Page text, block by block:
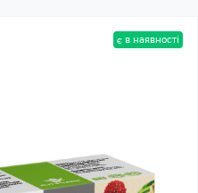
є в наявності